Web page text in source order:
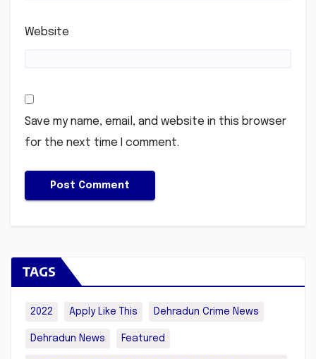
Website
Save my name, email, and website in this browser
for the next time I comment.
TAGS
2022 Apply Like This Dehradun Crime News
Dehradun News Featured